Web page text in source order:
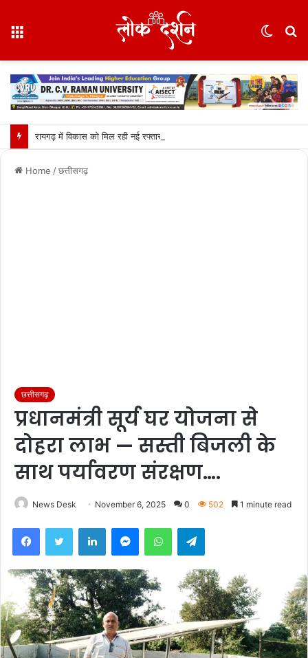
Home /छत्तीसगढ़
छत्तीसगढ़
प्रधानमंत्री सूर्य घर योजना से
दोहरा लाभ — सस्ती बिजली के
साथ पर्यावरण संरक्षण….
News Desk November 6, 2025 0 502 1 minute read